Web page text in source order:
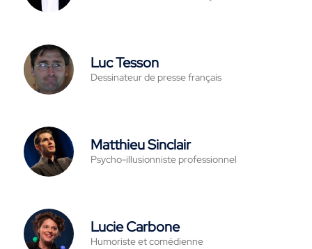
Luc Tesson
Dessinateur de presse français
Matthieu Sinclair
Psycho-illusionniste professionnel
Lucie Carbone
Humoriste et comédienne